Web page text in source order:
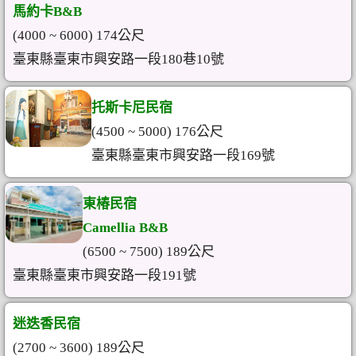
馬約卡B&B
(4000 ~ 6000) 174公尺
臺東縣臺東市興安路一段180巷10號
托斯卡尼民宿
(4500 ~ 5000) 176公尺
臺東縣臺東市興安路一段169號
東椿民宿
Camellia B&B
(6500 ~ 7500) 189公尺
臺東縣臺東市興安路一段191號
迷迭香民宿
(2700 ~ 3600) 189公尺